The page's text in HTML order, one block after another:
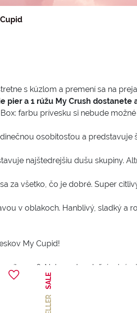
s kúzlom a premení sa na
pier a 1 rúžu My Crush dostanete
farbu prívesku si nebude
osobitosťou a predstavuje
najštedrejšiu dušu skupiny.
za všetko, čo je dobré. Super
v oblakoch. Hanblivý, sladký a
My Cupid!
2026. Nekumulovateľná s
SALE